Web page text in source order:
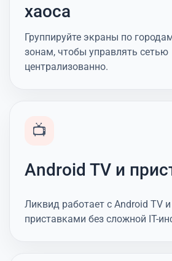
хаоса
Группируйте экраны по
зонам, чтобы управлять сетью
централизованно.
📺
Android TV и
Ликвид работает с Android TV
приставками без сложной IT-